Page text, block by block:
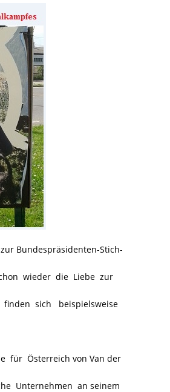
Bundespräsidenten-Stich-
wieder die Liebe zur
sich beispielsweise
für Österreich von Van der
Unternehmen an seinem